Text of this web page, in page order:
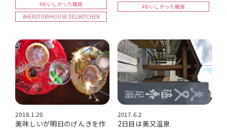
#おいしかった報告
#HERSTORYHOUSE DELIKITCHEN
#おいしかった報告
2018.1.20
美味しいが明日のげんきを作
2017.6.2
2日目は美又温泉